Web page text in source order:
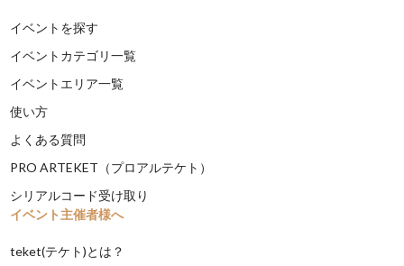
イベントを探す
イベントカテゴリ一覧
イベントエリア一覧
使い方
よくある質問
PRO ARTEKET（プロアルテケト）
シリアルコード受け取り
イベント主催者様へ
teket(テケト)とは？